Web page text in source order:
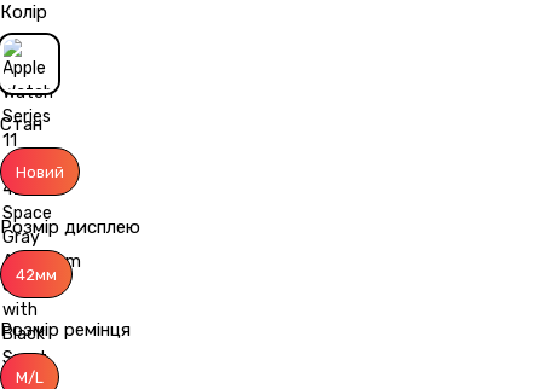
Колір
Стан
Новий
Розмір дисплею
42мм
Розмір ремінця
M/L